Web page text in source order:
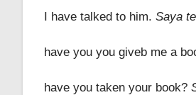
I have talked to him. Saya
have you you giveb me a
have you taken your book?